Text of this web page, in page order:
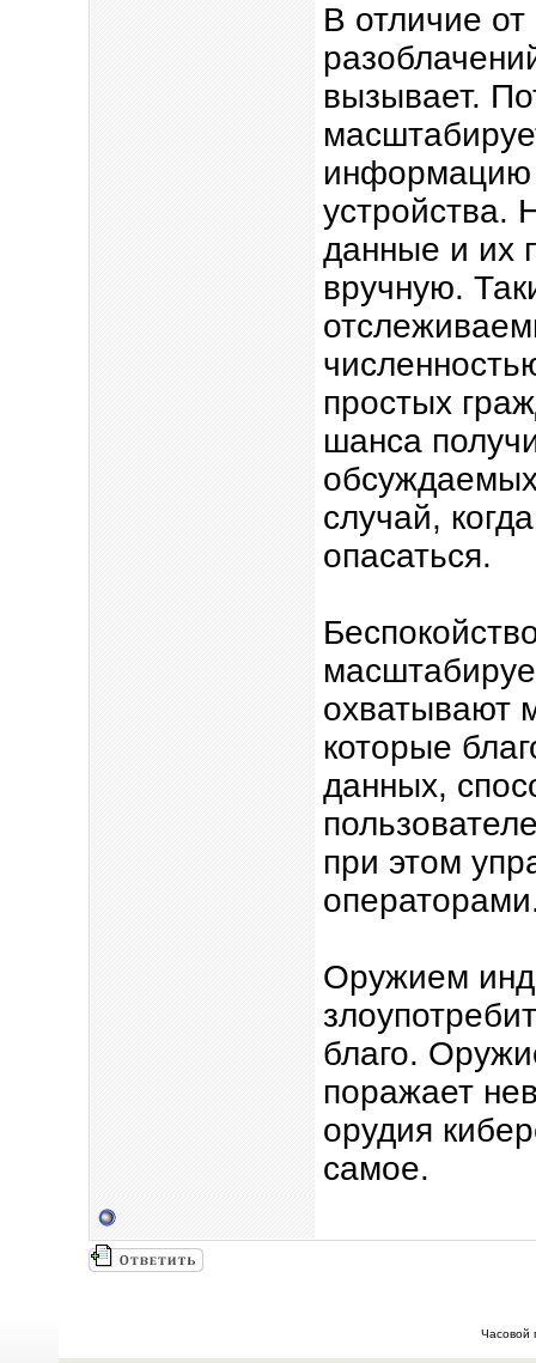
В отличие
вызывает.
информацию
устройства.
данные и их
вручную.
простых
шанса
случай,
опасаться.
охватывают
которые
данных,
при этом
Оружием
благо.
поражает
орудия
самое.
Часовой